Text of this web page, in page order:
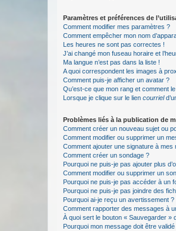
Paramètres et préférences de
Comment modifier mes paramètres ?
Comment empêcher mon nom
Les heures ne sont pas correctes !
J’ai changé mon fuseau horaire et
Ma langue n’est pas dans la liste !
A quoi correspondent les images à
Comment puis-je afficher un avatar ?
Qu’est-ce que mon rang et comment
Lorsque je clique sur le lien courriel
Problèmes liés à la publication de
Comment créer un nouveau sujet ou
Comment modifier ou supprimer un
Comment ajouter une signature à mes
Comment créer un sondage ?
Pourquoi ne puis-je pas ajouter plus
Comment modifier ou supprimer un
Pourquoi ne puis-je pas accéder à un
Pourquoi ne puis-je pas joindre des
Pourquoi ai-je reçu un avertissement ?
Comment rapporter des messages à
À quoi sert le bouton « Sauvegarder »
Pourquoi mon message doit être validé